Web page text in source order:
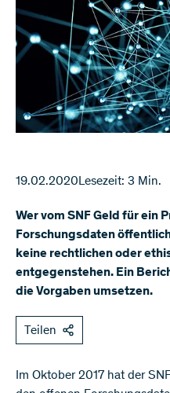
19.02.2020Lesezeit: 3 Min.
Wer vom SNF Geld für ein
Forschungsdaten
keine rechtlichen oder
entgegenstehen. Ein
die Vorgaben umsetzen.
Teilen
Im Oktober 2017 hat der